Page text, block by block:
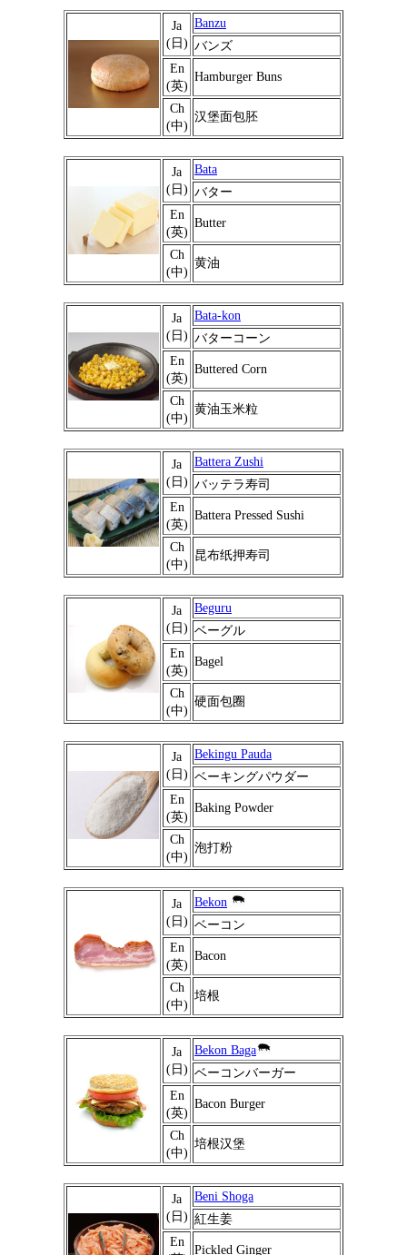
Ja
(日)
Banzu
バンズ
En
(英)
Hamburger Buns
Ch
(中)
汉堡面包胚
Ja
(日)
Bata
バター
En
(英)
Butter
Ch
(中)
黄油
Ja
(日)
Bata-kon
バターコーン
En
(英)
Buttered Corn
Ch
(中)
黄油玉米粒
Ja
(日)
Battera Zushi
バッテラ寿司
En
(英)
Battera Pressed Sushi
Ch
(中)
昆布纸押寿司
Ja
(日)
Beguru
ベーグル
En
(英)
Bagel
Ch
(中)
硬面包圈
Ja
(日)
Bekingu Pauda
ベーキングパウダー
En
(英)
Baking Powder
Ch
(中)
泡打粉
Ja
(日)
Bekon
ベーコン
En
(英)
Bacon
Ch
(中)
培根
Ja
(日)
Bekon Baga
ベーコンバーガー
En
(英)
Bacon Burger
Ch
(中)
培根汉堡
Ja
(日)
Beni Shoga
紅生姜
En
Pickled Ginger